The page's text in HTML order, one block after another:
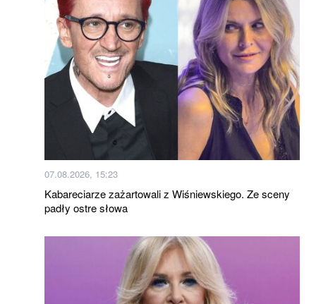
07.08.2026, 15:23
Kabareciarze zażartowali z Wiśniewskiego. Ze sceny
padły ostre słowa